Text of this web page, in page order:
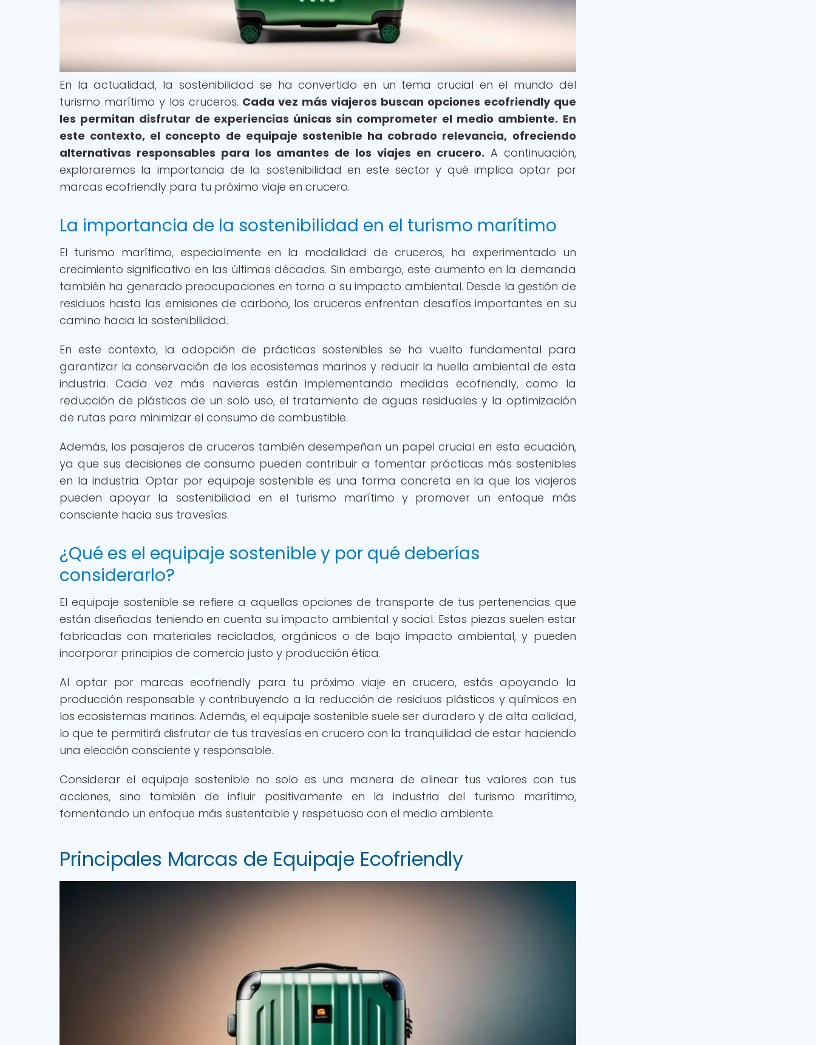
En la actualidad, la sostenibilidad se ha convertido en un tema crucial en el mundo del
turismo marítimo y los cruceros. Cada vez más viajeros buscan opciones ecofriendly que
les permitan disfrutar de experiencias únicas sin comprometer el medio ambiente. En
este contexto, el concepto de equipaje sostenible ha cobrado relevancia, ofreciendo
alternativas responsables para los amantes de los viajes en crucero. A continuación,
exploraremos la importancia de la sostenibilidad en este sector y qué implica optar por
marcas ecofriendly para tu próximo viaje en crucero.
La importancia de la sostenibilidad en el turismo marítimo
El turismo marítimo, especialmente en la modalidad de cruceros, ha experimentado un
crecimiento significativo en las últimas décadas. Sin embargo, este aumento en la demanda
también ha generado preocupaciones en torno a su impacto ambiental. Desde la gestión de
residuos hasta las emisiones de carbono, los cruceros enfrentan desafíos importantes en su
camino hacia la sostenibilidad.
En este contexto, la adopción de prácticas sostenibles se ha vuelto fundamental para
garantizar la conservación de los ecosistemas marinos y reducir la huella ambiental de esta
industria. Cada vez más navieras están implementando medidas ecofriendly, como la
reducción de plásticos de un solo uso, el tratamiento de aguas residuales y la optimización
de rutas para minimizar el consumo de combustible.
Además, los pasajeros de cruceros también desempeñan un papel crucial en esta ecuación,
ya que sus decisiones de consumo pueden contribuir a fomentar prácticas más sostenibles
en la industria. Optar por equipaje sostenible es una forma concreta en la que los viajeros
pueden apoyar la sostenibilidad en el turismo marítimo y promover un enfoque más
consciente hacia sus travesías.
¿Qué es el equipaje sostenible y por qué deberías
considerarlo?
El equipaje sostenible se refiere a aquellas opciones de transporte de tus pertenencias que
están diseñadas teniendo en cuenta su impacto ambiental y social. Estas piezas suelen estar
fabricadas con materiales reciclados, orgánicos o de bajo impacto ambiental, y pueden
incorporar principios de comercio justo y producción ética.
Al optar por marcas ecofriendly para tu próximo viaje en crucero, estás apoyando la
producción responsable y contribuyendo a la reducción de residuos plásticos y químicos en
los ecosistemas marinos. Además, el equipaje sostenible suele ser duradero y de alta calidad,
lo que te permitirá disfrutar de tus travesías en crucero con la tranquilidad de estar haciendo
una elección consciente y responsable.
Considerar el equipaje sostenible no solo es una manera de alinear tus valores con tus
acciones, sino también de influir positivamente en la industria del turismo marítimo,
fomentando un enfoque más sustentable y respetuoso con el medio ambiente.
Principales Marcas de Equipaje Ecofriendly